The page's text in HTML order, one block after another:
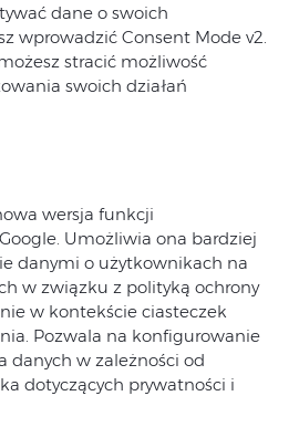
dane o swoich
wprowadzić Consent Mode v2.
stracić możliwość
swoich działań
wersja funkcji
Umożliwia ona bardziej
danymi o użytkownikach na
w związku z polityką ochrony
w kontekście ciasteczek
Pozwala na konfigurowanie
danych w zależności od
dotyczących prywatności i